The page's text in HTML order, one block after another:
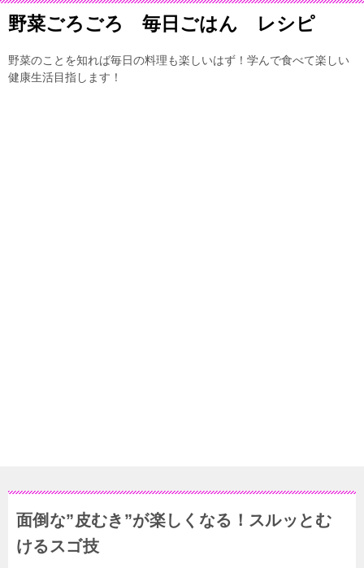
野菜ごろごろ 毎日ごはん レシピ
野菜のことを知れば毎日の料理も楽しいはず！学んで食べて楽しい
健康生活目指します！
面倒な”皮むき”が楽しくなる！スルッとむ
けるスゴ技